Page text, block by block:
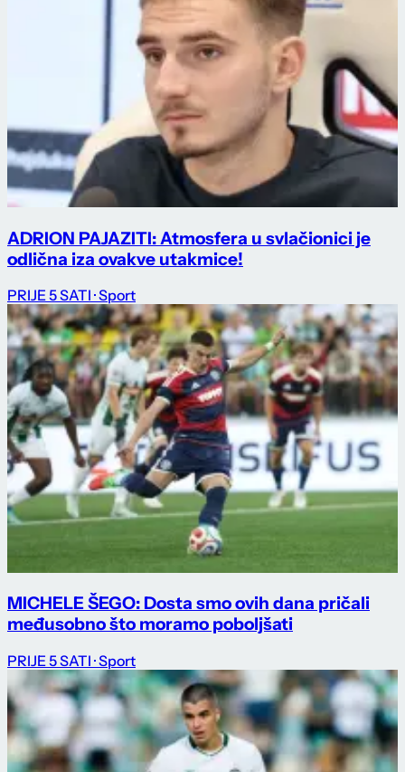
ADRION PAJAZITI: Atmosfera u svlačionici je
odlična iza ovakve utakmice!
PRIJE 5 SATI · Sport
MICHELE ŠEGO: Dosta smo ovih dana pričali
međusobno što moramo poboljšati
PRIJE 5 SATI · Sport